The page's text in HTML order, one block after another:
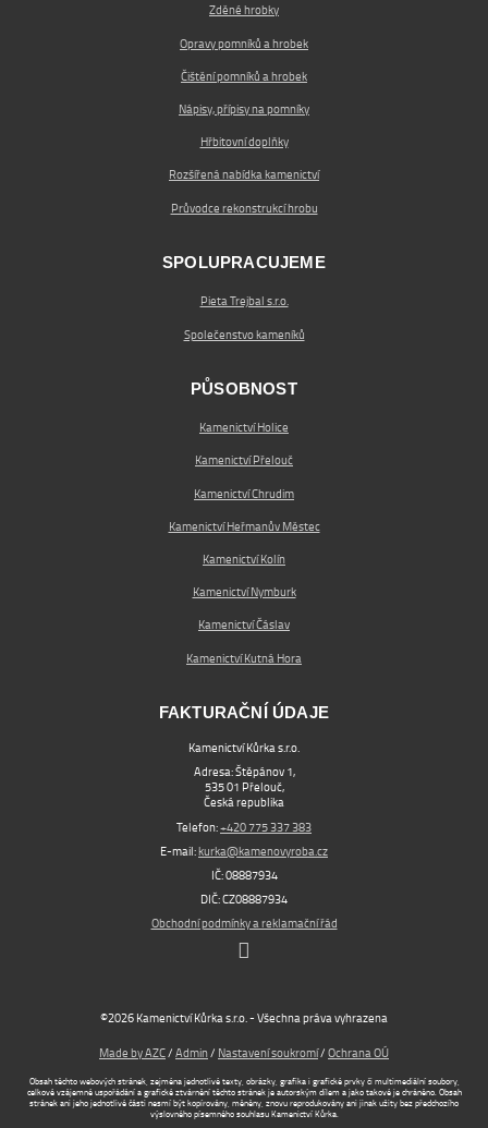
Zděné hrobky
Opravy pomníků a hrobek
Čištění pomníků a hrobek
Nápisy, přípisy na pomníky
Hřbitovní doplňky
Rozšířená nabídka kamenictví
Průvodce rekonstrukcí hrobu
SPOLUPRACUJEME
Pieta Trejbal s.r.o.
Společenstvo kameníků
PŮSOBNOST
Kamenictví Holice
Kamenictví Přelouč
Kamenictví Chrudim
Kamenictví Heřmanův Městec
Kamenictví Kolín
Kamenictví Nymburk
Kamenictví Čáslav
Kamenictví Kutná Hora
FAKTURAČNÍ ÚDAJE
Kamenictví Kůrka s.r.o.
Adresa: Štěpánov 1,
535 01 Přelouč,
Česká republika
Telefon:+420 775 337 383
E-mail:kurka@kamenovyroba.cz
IČ: 08887934
DIČ: CZ08887934
Obchodní podmínky a reklamační řád
©2026 Kamenictví Kůrka s.r.o. - Všechna práva vyhrazena
Made by AZC/Admin/Nastavení soukromí/Ochrana OÚ
Obsah těchto webových stránek, zejména jednotlivé texty, obrázky, grafika i grafické prvky či multimediální soubory,
celkové vzájemné uspořádání a grafické ztvárnění těchto stránek je autorským dílem a jako takové je chráněno. Obsah
stránek ani jeho jednotlivé části nesmí být kopírovány, měněny, znovu reprodukovány ani jinak užity bez předchozího
výslovného písemného souhlasu Kamenictví Kůrka.